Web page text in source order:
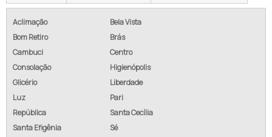
Aclimação
Bela Vista
Bom Retiro
Brás
Cambuci
Centro
Consolação
Higienópolis
Glicério
Liberdade
Luz
Pari
República
Santa Cecília
Santa Efigênia
Sé